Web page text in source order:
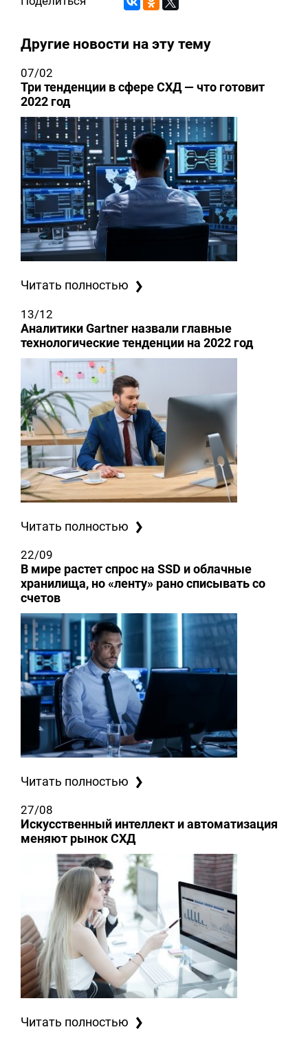
Другие новости на эту тему
07/02
Три тенденции в сфере СХД — что готовит
2022 год
Читать полностью
13/12
Аналитики Gartner назвали главные
технологические тенденции на 2022 год
Читать полностью
22/09
В мире растет спрос на SSD и облачные
хранилища, но «ленту» рано списывать со
счетов
Читать полностью
27/08
Искусственный интеллект и автоматизация
меняют рынок СХД
Читать полностью